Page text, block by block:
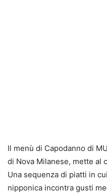
Il menù di Capodanno di
di Nova Milanese, mette al
Una sequenza di piatti in
nipponica incontra gusti